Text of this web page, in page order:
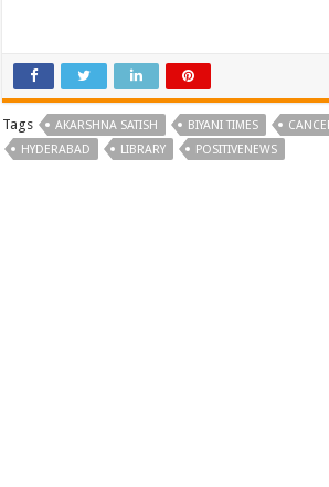
Tags AKARSHNA SATISH BIYANI TIMES
HYDERABAD
LIBRARY POSITIVENEWS